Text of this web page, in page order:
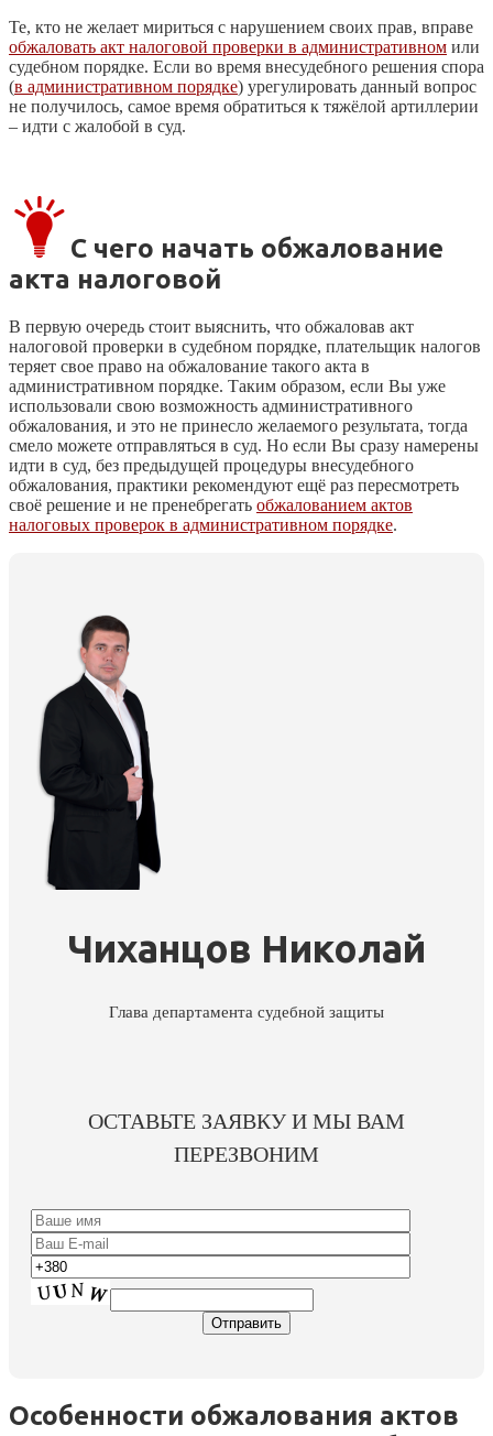
Те, кто не желает мириться с нарушением своих прав, вправе
обжаловать акт налоговой проверки в административном или
судебном порядке. Если во время внесудебного решения спора
(в административном порядке) урегулировать данный вопрос
не получилось, самое время обратиться к тяжёлой артиллерии
– идти с жалобой в суд.
С чего начать обжалование
акта налоговой
В первую очередь стоит выяснить, что обжаловав акт
налоговой проверки в судебном порядке, плательщик налогов
теряет свое право на обжалование такого акта в
административном порядке. Таким образом, если Вы уже
использовали свою возможность административного
обжалования, и это не принесло желаемого результата, тогда
смело можете отправляться в суд. Но если Вы сразу намерены
идти в суд, без предыдущей процедуры внесудебного
обжалования, практики рекомендуют ещё раз пересмотреть
своё решение и не пренебрегать обжалованием актов
налоговых проверок в административном порядке.
Чиханцов Николай
Глава департамента судебной защиты
ОСТАВЬТЕ ЗАЯВКУ И МЫ ВАМ
ПЕРЕЗВОНИМ
Особенности обжалования актов